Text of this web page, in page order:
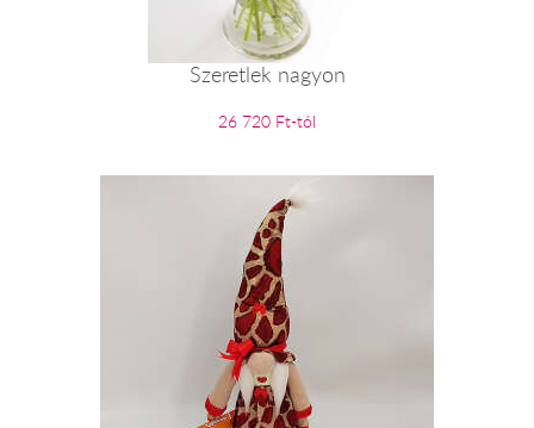
Szeretlek nagyon
26 720 Ft-tól